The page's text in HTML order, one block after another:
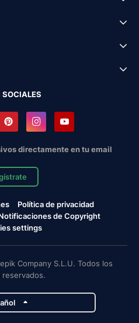
SOCIALES
directamente en tu email
Política de privacidad
de Copyright
settings
Company S.L.U. Todos los